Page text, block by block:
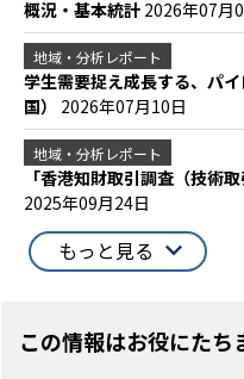
概況・基本統計 2026年07月
地域・分析レポート
学生需要捉え成長する、パ
国） 2026年07月10日
地域・分析レポート
「香港知財取引調査（技術
2025年09月24日
もっと見る
この情報はお役にたち